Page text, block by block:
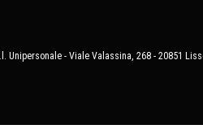
Unipersonale - Viale Valassina, 268 - 20851